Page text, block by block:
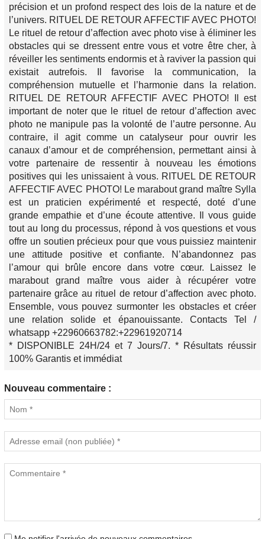
précision et un profond respect des lois de la nature et de
l’univers. RITUEL DE RETOUR AFFECTIF AVEC PHOTO!
Le rituel de retour d’affection avec photo vise à éliminer les
obstacles qui se dressent entre vous et votre être cher, à
réveiller les sentiments endormis et à raviver la passion qui
existait autrefois. Il favorise la communication, la
compréhension mutuelle et l’harmonie dans la relation.
RITUEL DE RETOUR AFFECTIF AVEC PHOTO! Il est
important de noter que le rituel de retour d’affection avec
photo ne manipule pas la volonté de l’autre personne. Au
contraire, il agit comme un catalyseur pour ouvrir les
canaux d’amour et de compréhension, permettant ainsi à
votre partenaire de ressentir à nouveau les émotions
positives qui les unissaient à vous. RITUEL DE RETOUR
AFFECTIF AVEC PHOTO! Le marabout grand maître Sylla
est un praticien expérimenté et respecté, doté d’une
grande empathie et d’une écoute attentive. Il vous guide
tout au long du processus, répond à vos questions et vous
offre un soutien précieux pour que vous puissiez maintenir
une attitude positive et confiante. N’abandonnez pas
l’amour qui brûle encore dans votre cœur. Laissez le
marabout grand maître vous aider à récupérer votre
partenaire grâce au rituel de retour d’affection avec photo.
Ensemble, vous pouvez surmonter les obstacles et créer
une relation solide et épanouissante. Contacts Tel /
whatsapp +22960663782:+22961920714
* DISPONIBLE 24H/24 et 7 Jours/7. * Résultats réussir
100% Garantis et immédiat
Nouveau commentaire :